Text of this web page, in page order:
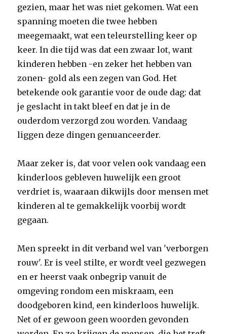
gezien, maar het was niet gekomen. Wat een
spanning moeten die twee hebben
meegemaakt, wat een teleurstelling keer op
keer. In die tijd was dat een zwaar lot, want
kinderen hebben -en zeker het hebben van
zonen- gold als een zegen van God. Het
betekende ook garantie voor de oude dag: dat
je geslacht in takt bleef en dat je in de
ouderdom verzorgd zou worden. Vandaag
liggen deze dingen genuanceerder.
Maar zeker is, dat voor velen ook vandaag een
kinderloos gebleven huwelijk een groot
verdriet is, waaraan dikwijls door mensen met
kinderen al te gemakkelijk voorbij wordt
gegaan.
Men spreekt in dit verband wel van 'verborgen
rouw'. Er is veel stilte, er wordt veel gezwegen
en er heerst vaak onbegrip vanuit de
omgeving rondom een miskraam, een
doodgeboren kind, een kinderloos huwelijk.
Net of er gewoon geen woorden gevonden